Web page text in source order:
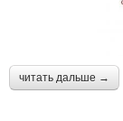
читать дальше →